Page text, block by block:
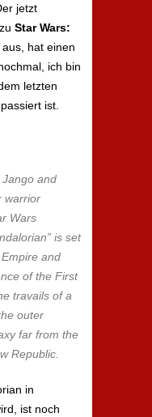
jetzt
Star Wars:
hat einen
ich bin
letzten
ist.
and
warrior
Wars
is set
and
of the First
travails of a
outer
far from the
Republic.
in
ist noch